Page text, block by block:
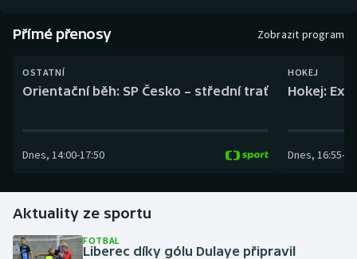
Dostihy
Futsal
Gymnastika
Přímé přenosy Zobrazit program
OSTATNÍ
Orientační běh: SP Česko – střední trať
Dnes, 14:00-17:50
HOKEJ
Hokej:
Dnes, 16:55-
Aktuality ze sportu
FOTBAL
Liberec díky gólu Dulaye připravil